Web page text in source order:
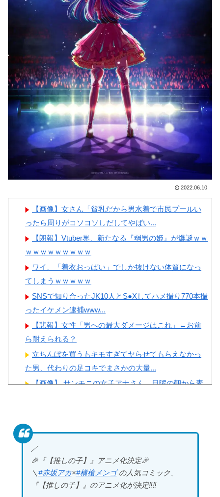
ーワンだ」 熊本地震直後の日
本の対応のスピードに世界が衝
【画像】顔100点、体30点の
女ｗｗｗ
Powered by livedoor 相互RSS
復元図と建築技術の高さに韓国
人が衝撃！」→「当時の技術力
に言葉を失う‥」
韓国人「日本の某全国チェー
ン店の商品写真が話題になって
いる理由がこちら…」→「羨ま
しい…（ﾌﾞﾙﾌﾞﾙ」＝韓国の反
応
韓国人「手術中に震度6強の
地震、その時の日本の医療スタ
ッフたちの姿をご覧ください」
→「マジで鳥肌立った」「こう
いう姿は韓国も見習わないと」
「あんな状況なら日本だけでは
韓国人「アナログの国日本で
いになります」
Powered by livedoor 相互RSS
2022.06.10
【画像】女さん「貧乳だから男水着で市民プールい
ったら周りがコソコソしだしてやばい...
【朗報】Vtuber界、新たなる『弱男の姫』が爆誕ｗｗ
ｗｗｗｗｗｗｗｗｗ
ワイ、「着衣おっばい」でしか抜けない体質になっ
てしまうｗｗｗｗｗ
SNSで知り合ったJK10人とS●Xしてハメ撮り770本撮
ったイケメン逮捕www...
【悲報】女性「男への最大ダメージはこれ」←お前
ら耐えられる？
立ちんぼを買うもキモすぎてヤらせてもらえなかっ
た男、代わりの足コキでまさかの大量...
【画像】 サンモニの女子アナさん、日曜の朝から素
てどえらいことになってしまうw ...
利用…子供に絶対見せられないメスの...
井上晴美、乳首ヘア○ードや濡れ場お○ぱいがエ□過ぎ
る！人生最後のラスト写真集、最...
／
🎉『【推しの子】』アニメ化決定🎉
＼ #赤坂アカ×#横槍メンゴの人気コミック、
『【推しの子】』のアニメ化が決定‼️‼️